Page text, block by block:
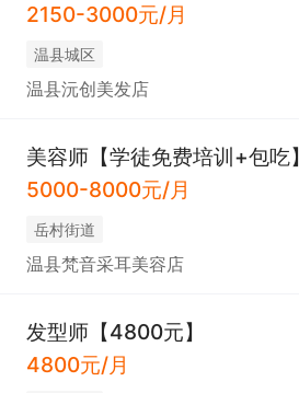
2150-3000元/月
温县城区
温县沅创美发店
美容师【学徒免费培训+包吃】
5000-8000元/月
岳村街道
温县梵音采耳美容店
发型师【4800元】
4800元/月